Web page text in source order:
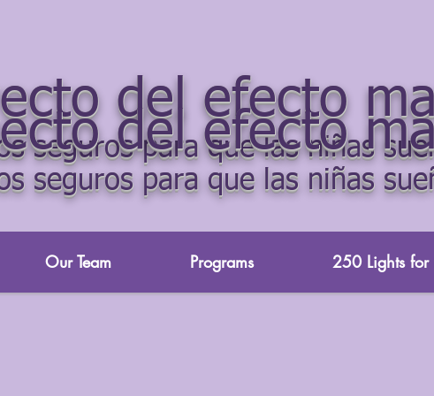
del efecto
seguros para que las niñas
del efecto
seguros para que las niñas
Our Team Programs 250 Lights for